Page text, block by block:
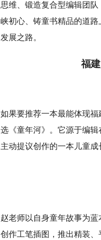
思维、锻造复合型编辑团
峡初心、铸童书精品的道
发展之路。
福
如果要推荐一本最能体现
选《童年河》。它源于编
主动提议创作的一本儿童成
赵老师以自身童年故事为
创作工笔插图，推出精装